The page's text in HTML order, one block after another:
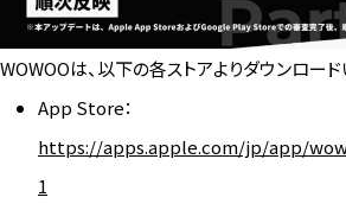
WOWOOは、以下の各ストアよりダウンロード
App Store：
https://apps.apple.com/jp/app/
1